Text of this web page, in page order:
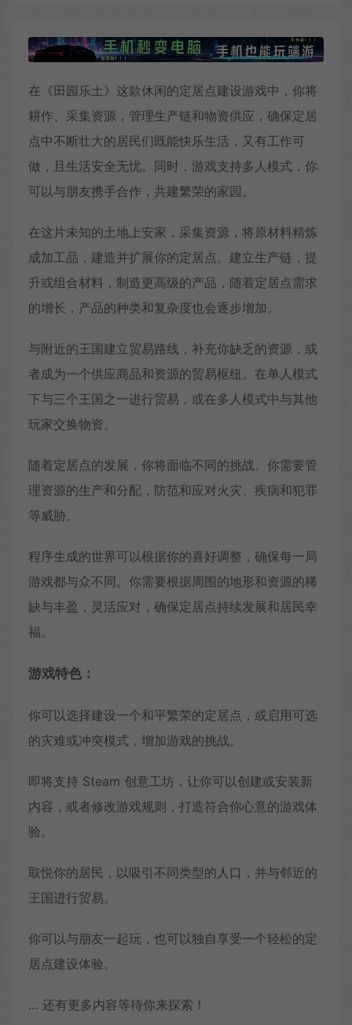
在《田园乐土》这款休闲的定居点建设游戏中，你将
耕作、采集资源，管理生产链和物资供应，确保定居
点中不断壮大的居民们既能快乐生活，又有工作可
做，且生活安全无忧。同时，游戏支持多人模式，你
可以与朋友携手合作，共建繁荣的家园。
在这片未知的土地上安家，采集资源，将原材料精炼
成加工品，建造并扩展你的定居点。建立生产链，提
升或组合材料，制造更高级的产品，随着定居点需求
的增长，产品的种类和复杂度也会逐步增加。
与附近的王国建立贸易路线，补充你缺乏的资源，或
者成为一个供应商品和资源的贸易枢纽。在单人模式
下与三个王国之一进行贸易，或在多人模式中与其他
玩家交换物资。
随着定居点的发展，你将面临不同的挑战。你需要管
理资源的生产和分配，防范和应对火灾、疾病和犯罪
等威胁。
程序生成的世界可以根据你的喜好调整，确保每一局
游戏都与众不同。你需要根据周围的地形和资源的稀
缺与丰盈，灵活应对，确保定居点持续发展和居民幸
福。
游戏特色：
你可以选择建设一个和平繁荣的定居点，或启用可选
的灾难或冲突模式，增加游戏的挑战。
即将支持 Steam 创意工坊，让你可以创建或安装新
内容，或者修改游戏规则，打造符合你心意的游戏体
验。
取悦你的居民，以吸引不同类型的人口，并与邻近的
王国进行贸易。
你可以与朋友一起玩，也可以独自享受一个轻松的定
居点建设体验。
… 还有更多内容等待你来探索！